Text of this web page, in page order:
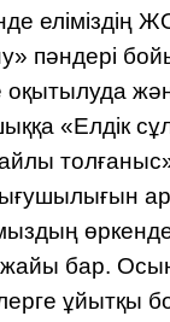
еліміздің
пәндері
оқытылуда
«Елдік
бар.
ұйытқы